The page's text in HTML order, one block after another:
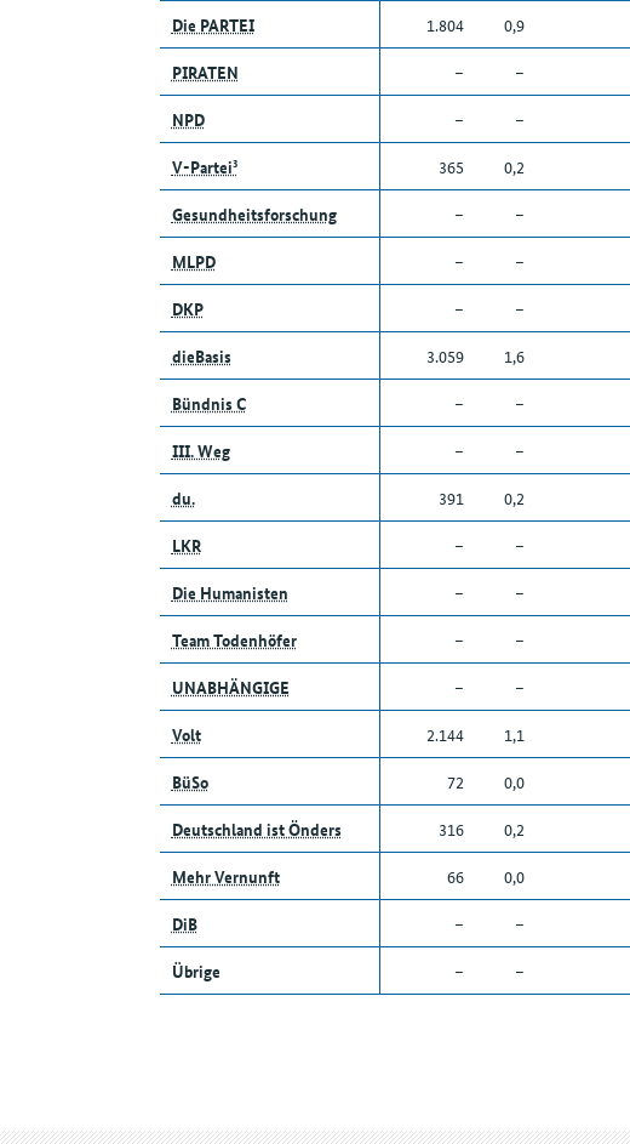
Die PARTEI
1.804 0,9
PIRATEN
– –
NPD
– –
V-Partei³
365 0,2
Gesundheitsforschung
– –
MLPD
– –
DKP
– –
dieBasis
3.059 1,6
Bündnis C
– –
III. Weg
– –
du.
391 0,2
LKR
– –
Die Humanisten
– –
Team Todenhöfer
– –
UNABHÄNGIGE
– –
Volt
2.144 1,1
BüSo
72 0,0
Deutschland ist Önders
316 0,2
Mehr Vernunft
66 0,0
DiB
– –
Übrige
– –